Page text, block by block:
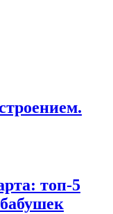
топ-5